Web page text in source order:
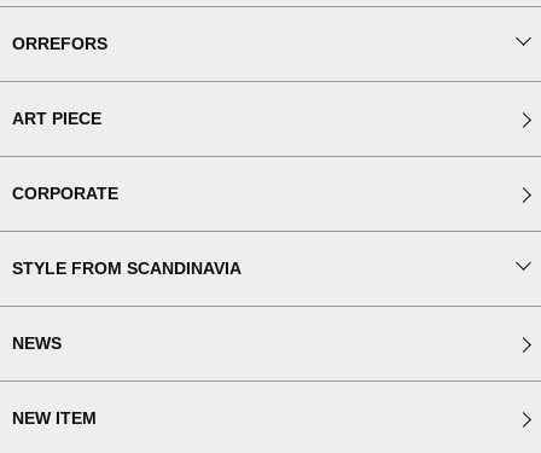
ORREFORS
ART PIECE
CORPORATE
STYLE FROM SCANDINAVIA
NEWS
NEW ITEM